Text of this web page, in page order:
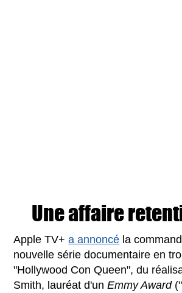
Une affaire
Apple TV+a annoncé la
nouvelle série documentaire en
"Hollywood Con Queen", du
Smith, lauréat d'unEmmy Award